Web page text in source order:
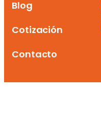
Blog
Cotización
Contacto